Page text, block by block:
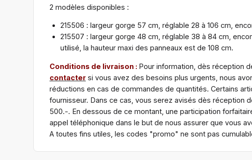
2 modèles disponibles :
215506 : largeur gorge 57 cm, réglable 28 à 106 cm,
215507 : largeur gorge 48 cm, réglable 38 à 84 cm,
utilisé, la hauteur maxi des panneaux est de 108 cm.
Conditions de livraison : Pour information, dès réception
contacter si vous avez des besoins plus urgents, nous
réductions en cas de commandes de quantités. Certains
fournisseur. Dans ce cas, vous serez avisés dès réception
500.-. En dessous de ce montant, une participation
appel téléphonique dans le but de nous assurer que vous
A toutes fins utiles, les codes "promo" ne sont pas